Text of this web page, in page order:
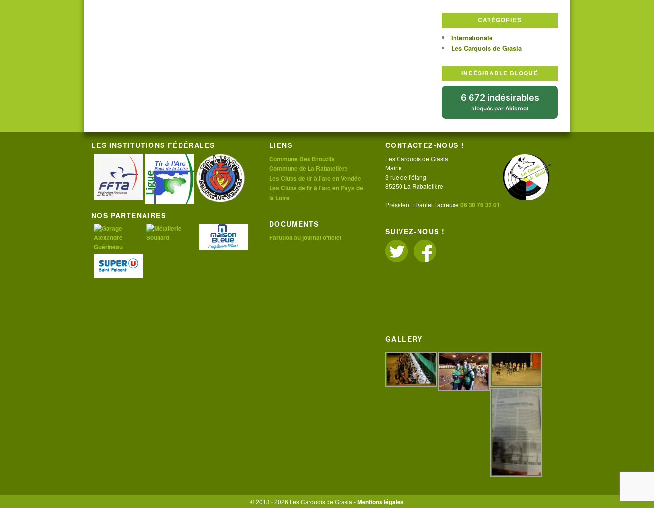
CATÉGORIES
Internationale
Les Carquois de Grasla
INDÉSIRABLE BLOQUÉ
6 672 indésirables
bloqués par Akismet
LES INSTITUTIONS FÉDÉRALES
NOS PARTENAIRES
LIENS
Commune Des Brouzils
Commune de La Rabatelière
Les Clubs de tir à l'arc en Vendée
Les Clubs de tir à l'arc en Pays de
la Loire
DOCUMENTS
Parution au journal officiel
CONTACTEZ-NOUS !
Les Carquois de Grasla
Mairie
3 rue de l'étang
85250 La Rabatelière
Président : Daniel Lacreuse06 30 76 32 01
SUIVEZ-NOUS !
GALLERY
© 2013 - 2026 Les Carquois de Grasla -Mentions légales